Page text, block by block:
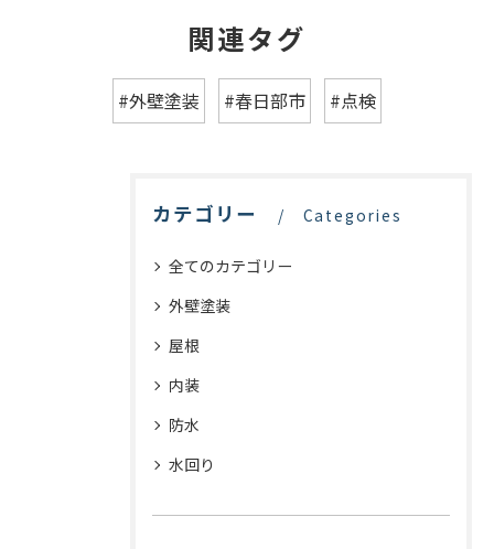
関連タグ
#外壁塗装 #春日部市 #点検
カテゴリー Categories
全てのカテゴリー
外壁塗装
屋根
内装
防水
水回り